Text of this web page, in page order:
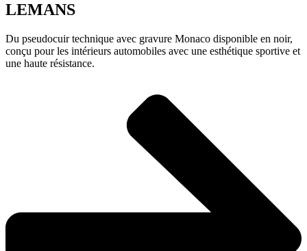
LEMANS
Du pseudocuir technique avec gravure Monaco disponible en noir,
conçu pour les intérieurs automobiles avec une esthétique sportive et
une haute résistance.